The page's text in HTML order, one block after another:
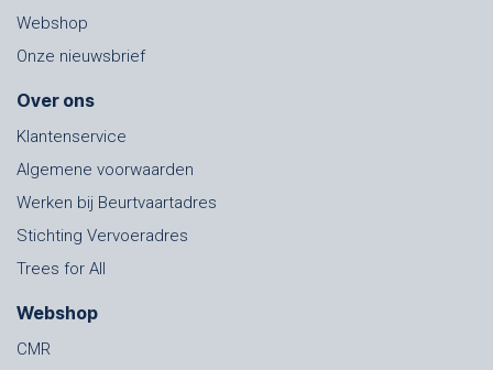
Webshop
Onze nieuwsbrief
Over ons
Klantenservice
Algemene voorwaarden
Werken bij Beurtvaartadres
Stichting Vervoeradres
Trees for All
Webshop
CMR